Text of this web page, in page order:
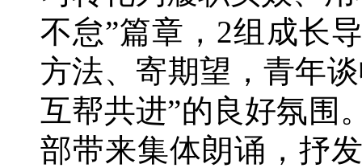
不怠”篇章，2组成长
方法、寄期望，青年
互帮共进”的良好氛围
部带来集体朗诵，抒